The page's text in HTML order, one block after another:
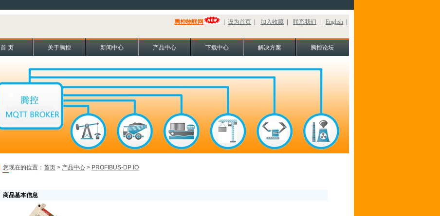
首 页 关于腾控 新闻中心 产品中心 下载中心 解决方案 腾控论坛
腾控物联网 设为首页 加入收藏 联系我们 English
您现在的位置： 首页 > 产品中心 > PROFIBUS-DP IO
商品基本信息